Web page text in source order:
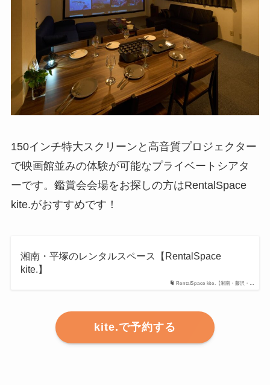
150インチ特大スクリーンと高音質プロジェクター
で映画館並みの体験が可能なプライベートシアタ
ーです。鑑賞会会場をお探しの方はRentalSpace
kite.がおすすめです！
RentalSpace kite.【湘南・藤沢・…
湘南・平塚のレンタルスペース【RentalSpace
kite.】
kite.で予約する